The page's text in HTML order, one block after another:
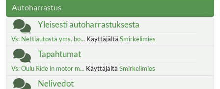
Autoharrastus
Yleisesti autoharrastuksesta
Vs: Nettiautosta yms. bo... Käyttäjältä Smirkelimies
Tapahtumat
Vs: Oulu Ride in motor m... Käyttäjältä Smirkelimies
Nelivedot